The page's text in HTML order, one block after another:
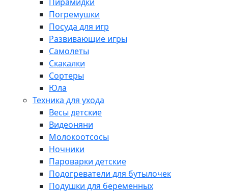
Погремушки
Посуда для игр
Развивающие игры
Самолеты
Скакалки
Сортеры
Юла
Техника для ухода
Весы детские
Видеоняни
Молокоотсосы
Ночники
Пароварки детские
Подогреватели для бутылочек
Подушки для беременных